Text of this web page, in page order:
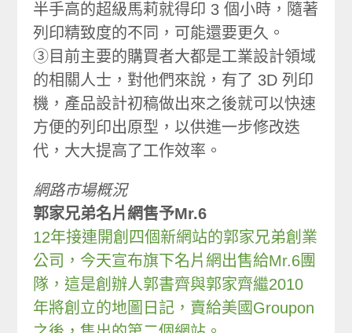
半手高的超級馬莉就得印 3 個小時，隨著
列印精致度的不同，可能還要更久。
③目前主要的購買者大都是工業設計領域
的相關人士，對他們來說，有了 3D 列印
機，產品設計初稿做出來之後就可以快速
方便的列印出原型，以供進一步修改迭
代，大大提高了工作效率。
網路市場概況
郭家兄弟名片網售予Mr.6
12年接連開創四個新網站的郭家兄弟創業
公司，今天宣布旗下名片網出售給Mr.6團
隊，這是創辦人郭書齊與郭家齊繼2010
年將創立的地圖日記，賣給美國Groupon